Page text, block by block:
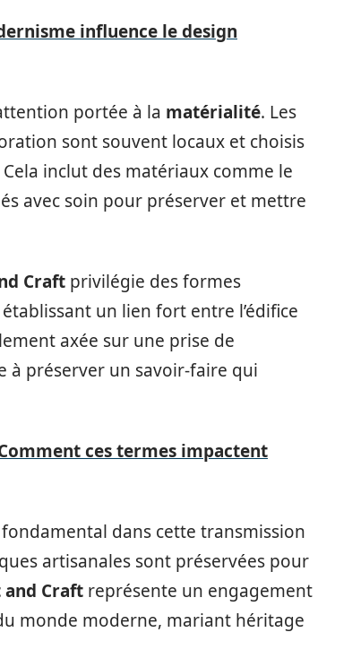
influence le design
portée à la matérialité. Les
sont souvent locaux et choisis
inclut des matériaux comme le
avec soin pour préserver et mettre
Craft privilégie des formes
un lien fort entre l’édifice
axée sur une prise de
à préserver un savoir-faire qui
ces termes impactent
dans cette transmission
artisanales sont préservées pour
Craft représente un engagement
monde moderne, mariant héritage